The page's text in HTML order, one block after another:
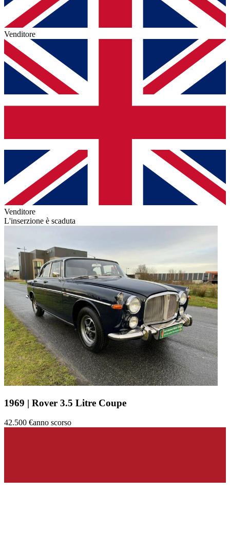
Venditore
Venditore
L'inserzione è scaduta
1969 | Rover 3.5 Litre Coupe
42.500 €anno scorso